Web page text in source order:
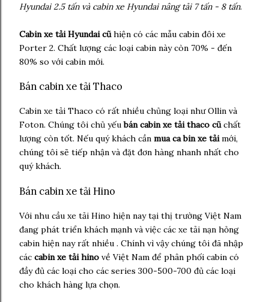
Hyundai 2.5 tấn và cabin xe Hyundai nâng tải 7 tấn - 8 tấn.
Cabin xe tải Hyundai cũhiện có các mẫu cabin đôi xe
Porter 2. Chất lượng các loại cabin này còn 70% - đến
80% so với cabin mới.
Bán cabin xe tải Thaco
Cabin xe tải Thaco có rất nhiều chủng loại như Ollin và
Foton. Chúng tôi chủ yếubán cabin xe tải thaco cũchất
lượng còn tốt. Nếu quý khách cần mua ca bin xe tảimới,
chúng tôi sẽ tiếp nhận và đặt đơn hàng nhanh nhất cho
quý khách.
Bán cabin xe tải Hino
Với nhu cầu xe tải Hino hiện nay tại thị trường Việt Nam
đang phát triển khách mạnh và việc các xe tải nạn hỏng
cabin hiện nay rất nhiều . Chính vì vậy chúng tôi đã nhập
các cabin xe tải hino về Việt Nam để phân phối cabin có
đầy đủ các loại cho các series 300-500-700 đủ các loại
cho khách hàng lựa chọn.